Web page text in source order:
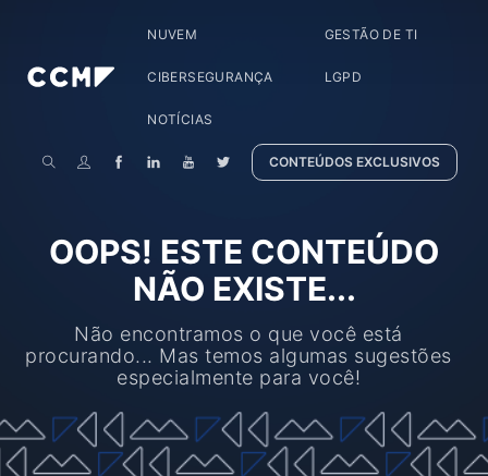
NUVEM GESTÃO DE TI
CIBERSEGURANÇA LGPD
NOTÍCIAS
CONTEÚDOS EXCLUSIVOS
OOPS! ESTE CONTEÚDO
NÃO EXISTE...
Não encontramos o que você está
procurando... Mas temos algumas sugestões
especialmente para você!